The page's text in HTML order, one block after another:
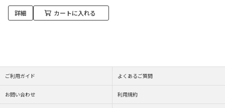
詳細 カートに入れる
ご利用ガイド よくあるご質問
お問い合わせ 利用規約